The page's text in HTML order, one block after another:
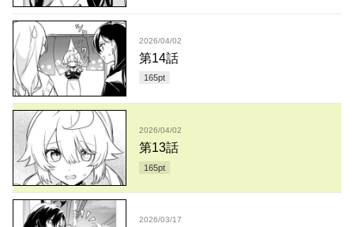
2026/04/02
第14話
165pt
2026/04/02
第13話
165pt
2026/03/17